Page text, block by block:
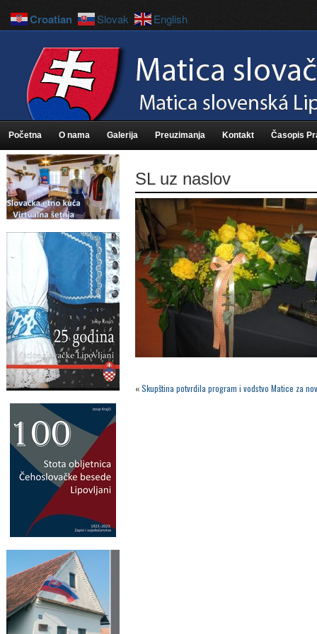
Početna O nama Galerija Preuzimanja Kontakt Časopis
SL uz naslov
«Skupština potvrdila program i vodstvo Matice za
Croatian Slovak English